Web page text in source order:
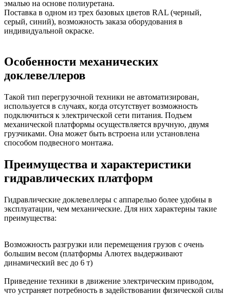
эмалью на основе полиуретана.
Поставка в одном из трех базовых цветов RAL (черный,
серый, синий), возможность заказа оборудования в
индивидуальной окраске.
Особенности механических
доклевеллеров
Такой тип перегрузочной техники не автоматизирован,
используется в случаях, когда отсутствует возможность
подключиться к электрической сети питания. Подъем
механической платформы осуществляется вручную, двумя
грузчиками. Она может быть встроена или установлена
способом подвесного монтажа.
Преимущества и характеристики
гидравлических платформ
Гидравлические доклевеллеры с аппарелью более удобны в
эксплуатации, чем механические. Для них характерны такие
преимущества:
Возможность разгрузки или перемещения грузов с очень
большим весом (платформы Алютех выдерживают
динамический вес до 6 т)
Приведение техники в движение электрическим приводом,
что устраняет потребность в задействовании физической силы